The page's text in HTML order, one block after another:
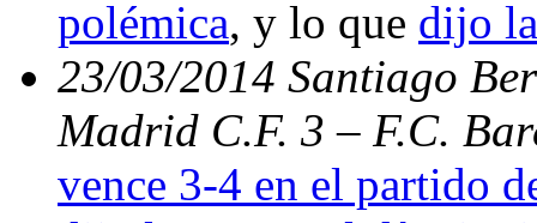
polémica, y lo que dijo
23/03/2014 Santiago
Madrid C.F. 3 – F.C.
vence 3-4 en el partido